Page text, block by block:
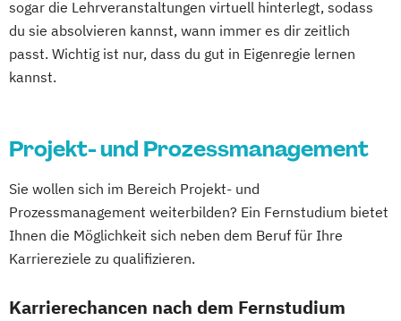
Management
Betriebswirtschaftslehre – Office
Business Intelligence (DE/EN)
Coaching und Supervision
Computer Science (DE/EN) Controlling
Customer Centricity
Cyber Security (DE/EN)
Data Management (DE/EN)
sogar die Lehrveranstaltungen virtuell hinterlegt, sodass
du sie absolvieren kannst, wann immer es dir zeitlich
passt. Wichtig ist nur, dass du gut in Eigenregie lernen
kannst.
Projekt- und Prozessmanagement
Sie wollen sich im Bereich Projekt- und
Prozessmanagement weiterbilden? Ein Fernstudium bietet
Ihnen die Möglichkeit sich neben dem Beruf für Ihre
Karriereziele zu qualifizieren.
Karrierechancen nach dem Fernstudium